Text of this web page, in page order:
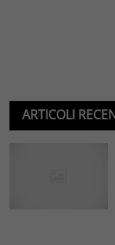
ARTICOLI